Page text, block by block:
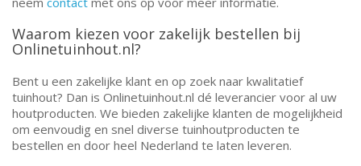
Waarom kiezen voor zakelijk bestellen bij
Onlinetuinhout.nl?
Bent u een zakelijke klant en op zoek naar kwalitatief
tuinhout? Dan is Onlinetuinhout.nl dé leverancier voor al uw
houtproducten. We bieden zakelijke klanten de mogelijkheid
om eenvoudig en snel diverse tuinhoutproducten te
bestellen en door heel Nederland te laten leveren.